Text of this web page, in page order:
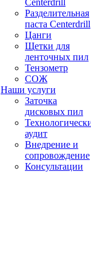
Разделительная
паста Centerdrill
Цанги
Щетки для
ленточных пил
Тензометр
СОЖ
Наши услуги
Заточка
дисковых пил
аудит
Внедрение и
сопровождение
Консультации